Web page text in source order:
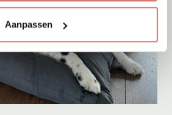
Aanpassen